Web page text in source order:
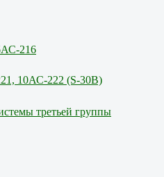
216
10АС-222 (S-30В)
третьей группы